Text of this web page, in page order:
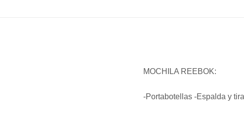
MOCHILA REEBOK:
-Portabotellas -Espalda y